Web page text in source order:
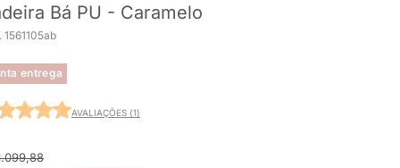
Bá PU - Caramelo
1561105ab
entrega
AVALIAÇÕES (1)